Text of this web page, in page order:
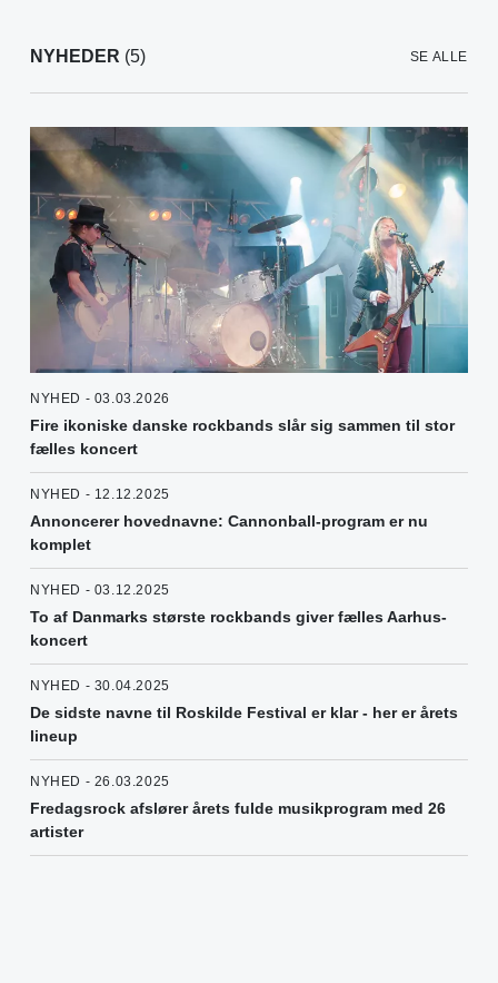
NYHEDER (5) SE ALLE
NYHED - 03.03.2026
Fire ikoniske danske rockbands slår sig sammen til stor
fælles koncert
NYHED - 12.12.2025
Annoncerer hovednavne: Cannonball-program er nu
komplet
NYHED - 03.12.2025
To af Danmarks største rockbands giver fælles Aarhus-
koncert
NYHED - 30.04.2025
De sidste navne til Roskilde Festival er klar - her er årets
lineup
NYHED - 26.03.2025
Fredagsrock afslører årets fulde musikprogram med 26
artister